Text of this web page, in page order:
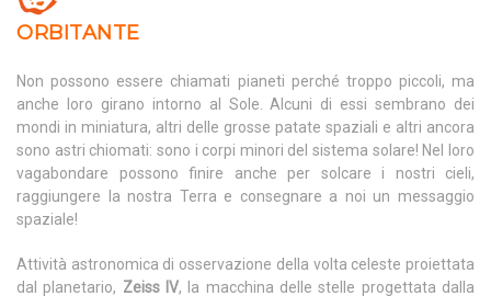
ORBITANTE
Non possono essere chiamati pianeti perché troppo piccoli, ma
anche loro girano intorno al Sole. Alcuni di essi sembrano dei
mondi in miniatura, altri delle grosse patate spaziali e altri ancora
sono astri chiomati: sono i corpi minori del sistema solare! Nel loro
vagabondare possono finire anche per solcare i nostri cieli,
raggiungere la nostra Terra e consegnare a noi un messaggio
spaziale!
Attività astronomica di osservazione della volta celeste proiettata
dal planetario, Zeiss IV, la macchina delle stelle progettata dalla